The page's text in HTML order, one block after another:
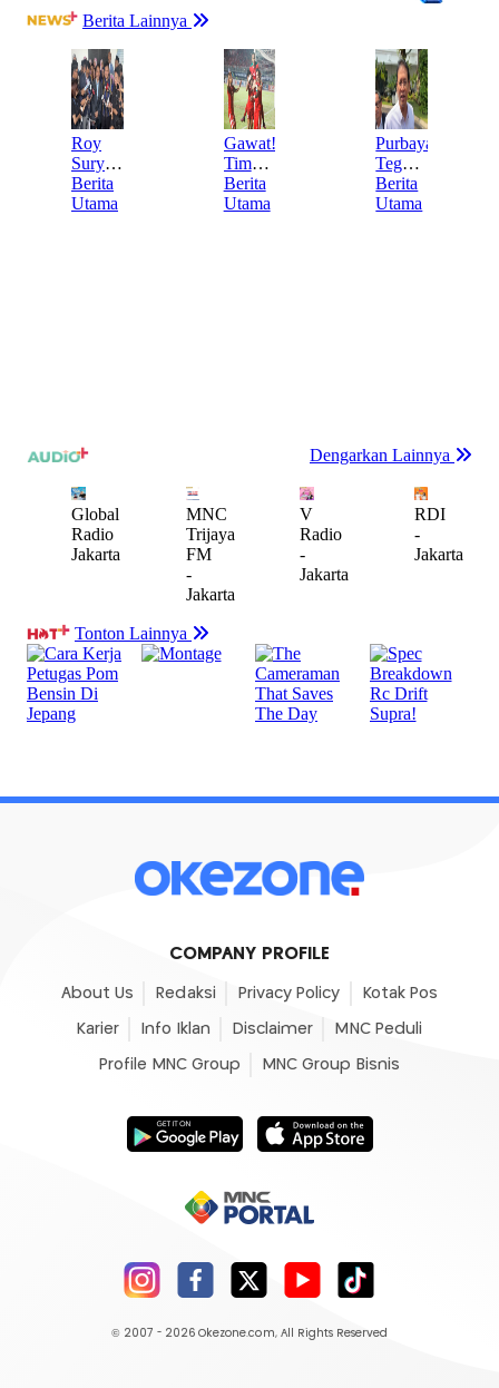
COMPANY PROFILE
About Us Redaksi Privacy Policy Kotak Pos
Karier Info Iklan Disclaimer MNC Peduli
Profile MNC Group MNC Group Bisnis
© 2007 - 2026 Okezone.com, All Rights Reserved